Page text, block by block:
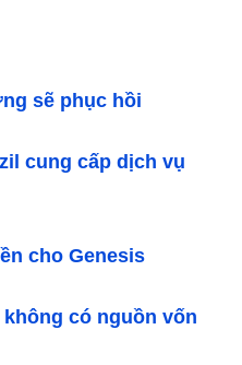
sẽ phục hồi
cung cấp dịch vụ
cho Genesis
có nguồn vốn